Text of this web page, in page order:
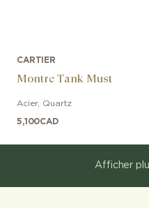
CARTIER
Montre Tank Must
Acier, Quartz
5,100CAD
Afficher